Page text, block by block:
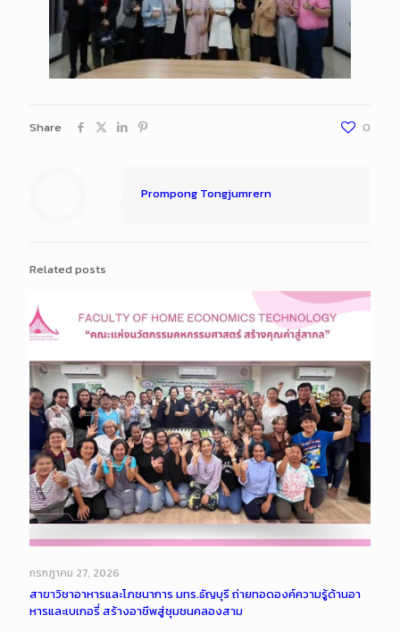
Share 0
Prompong Tongjumrern
Related posts
กรกฎาคม 27, 2026
สาขาวิชาอาหารและโภชนาการ มทร.ธัญบุรี ถ่ายทอดองค์ความรู้ด้านอา
หารและเบเกอรี่ สร้างอาชีพสู่ชุมชนคลองสาม